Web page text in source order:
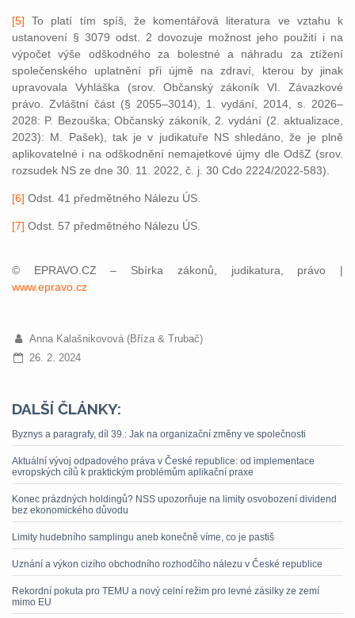
[5] To platí tím spíš, že komentářová literatura ve vztahu k
ustanovení § 3079 odst. 2 dovozuje možnost jeho použití i na
výpočet výše odškodného za bolestné a náhradu za ztížení
společenského uplatnění při újmě na zdraví, kterou by jinak
upravovala Vyhláška (srov. Občanský zákoník VI. Závazkové
právo. Zvláštní část (§ 2055–3014), 1. vydání, 2014, s. 2026–
2028: P. Bezouška; Občanský zákoník, 2. vydání (2. aktualizace,
2023): M. Pašek), tak je v judikatuře NS shledáno, že je plně
aplikovatelné i na odškodnění nemajetkové újmy dle OdšZ (srov.
rozsudek NS ze dne 30. 11. 2022, č. j. 30 Cdo 2224/2022-583).
[6] Odst. 41 předmětného Nálezu ÚS.
[7] Odst. 57 předmětného Nálezu ÚS.
© EPRAVO.CZ – Sbírka zákonů, judikatura, právo |
www.epravo.cz
Anna Kalašnikovová (Bříza & Trubač)
26. 2. 2024
DALŠÍ ČLÁNKY:
Byznys a paragrafy, díl 39.: Jak na organizační změny ve společnosti
Aktuální vývoj odpadového práva v České republice: od implementace
evropských cílů k praktickým problémům aplikační praxe
Konec prázdných holdingů? NSS upozorňuje na limity osvobození dividend
bez ekonomického důvodu
Limity hudebního samplingu aneb konečně víme, co je pastiš
Uznání a výkon cizího obchodního rozhodčího nálezu v České republice
Rekordní pokuta pro TEMU a nový celní režim pro levné zásilky ze zemí
mimo EU